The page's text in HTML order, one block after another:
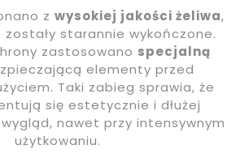
z wysokiej jakości żeliwa,
starannie wykończone.
zastosowano specjalną
elementy przed
Taki zabieg sprawia, że
się estetycznie i dłużej
nawet przy intensywnym
użytkowaniu.